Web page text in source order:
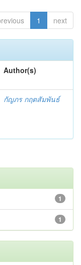
1 next
Author(s)
กัญภร กฤตสัมพันธ์
1
1